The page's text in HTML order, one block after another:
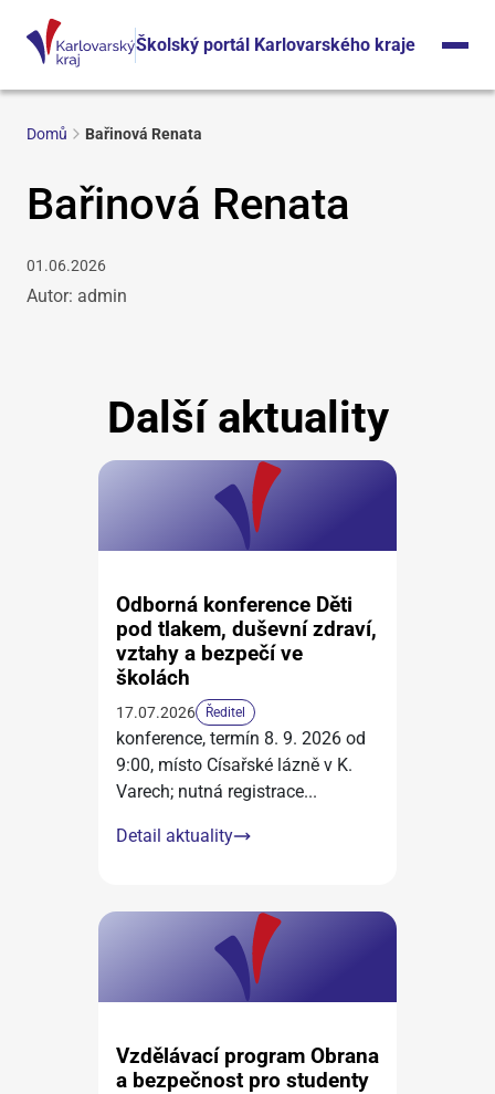
Školský portál Karlovarského kraje
Domů Bařinová Renata
Bařinová Renata
01.06.2026
Autor: admin
Další aktuality
Odborná konference Děti
pod tlakem, duševní zdraví,
vztahy a bezpečí ve
školách
17.07.2026 Ředitel
konference, termín 8. 9. 2026 od
9:00, místo Císařské lázně v K.
Varech; nutná registrace...
Detail aktuality
Vzdělávací program Obrana
a bezpečnost pro studenty